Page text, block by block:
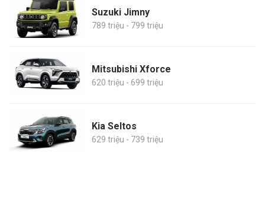
Suzuki Jimny
789 triệu - 799 triệu
Mitsubishi Xforce
620 triệu - 699 triệu
Kia Seltos
629 triệu - 739 triệu